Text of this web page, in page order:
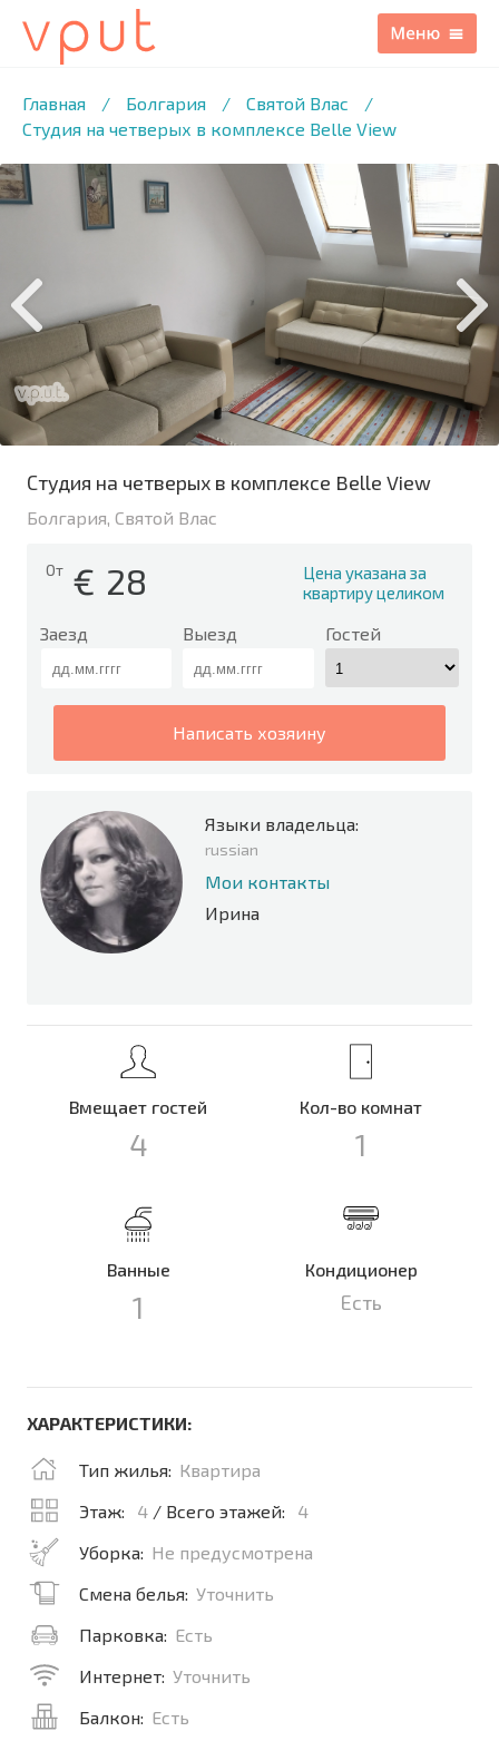
Главная / Болгария / Святой Влас
/
Студия на четверых в комплексе Belle View
/16 ФОТО
Студия на четверых в комплексе Belle View
Болгария, Святой Влас
От € 28
Цена указана за
квартиру целиком
Заезд Выезд Гостей
написать хозяину
Языки владельца:
russian
Мои контакты
Ирина
Вмещает гостей
4
Кол-во комнат
1
Ванные
1
Кондиционер
Есть
ХАРАКТЕРИСТИКИ:
Тип жилья: Квартира
Этаж:
4 / Всего этажей:
4
Уборка: Не предусмотрена
Смена белья: Уточнить
Парковка: Есть
Интернет: Уточнить
Балкон: Есть